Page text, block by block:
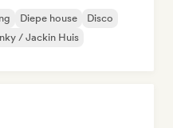
Diepe house
Disco
/ Jackin Huis